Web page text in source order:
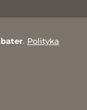
. Polityka